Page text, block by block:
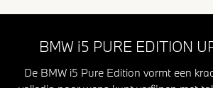
BMW i5 PURE EDITION
De BMW i5 Pure Edition vormt een